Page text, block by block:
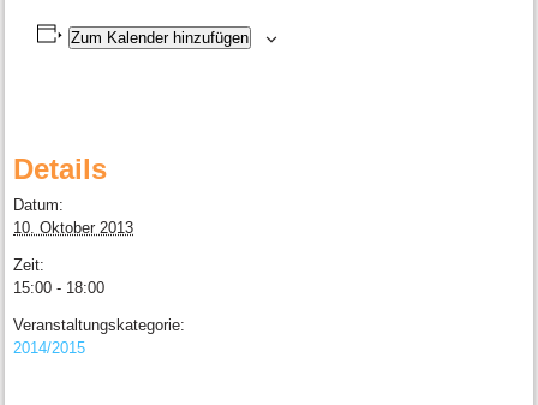
Zum Kalender hinzufügen
Details
Datum:
10. Oktober 2013
Zeit:
15:00 - 18:00
Veranstaltungskategorie:
2014/2015